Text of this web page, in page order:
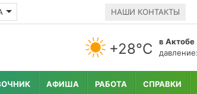
НАШИ КОНТАКТЫ
+28°С в Актобе
АФИША РАБОТА СПРАВКИ